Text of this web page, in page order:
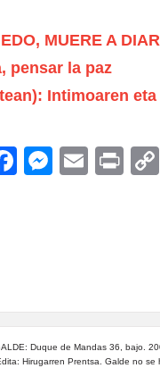
MUERE A
pensar la paz
Intimoaren
Facebook
Email
Duque de Mandas 36, bajo.
Hirugarren Prentsa. Galde no